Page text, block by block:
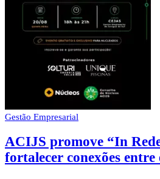
Gestão Empresarial
ACIJS promove “In
fortalecer conexões entre